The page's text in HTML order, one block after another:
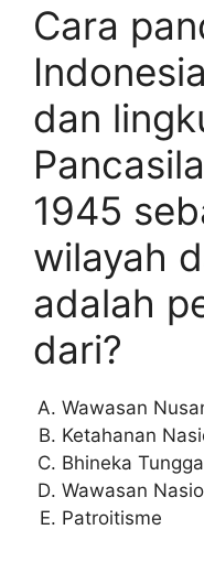
Cara
dan
1945
wilayah
adalah
dari?
Wawasan
Ketahanan
Bhineka
Wawasan
Patroitisme